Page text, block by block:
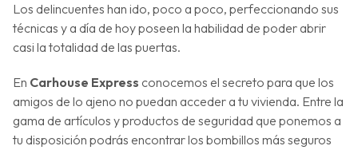
Los delincuentes han ido, poco a poco, perfeccionando sus
técnicas y a día de hoy poseen la habilidad de poder abrir
casi la totalidad de las puertas.
En Carhouse Express conocemos el secreto para que los
amigos de lo ajeno no puedan acceder a tu vivienda. Entre la
gama de artículos y productos de seguridad que ponemos a
tu disposición podrás encontrar los bombillos más seguros